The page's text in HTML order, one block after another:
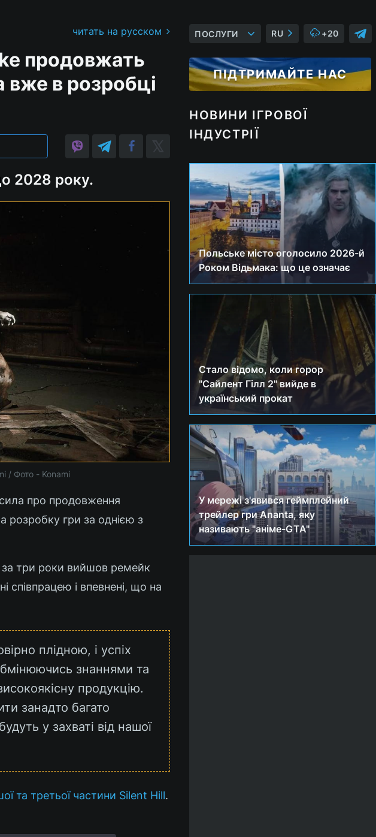
читать на русском
продовжать
вже в розробці
2028 року.
/ Фото - Konami
про продовження
розробку гри за однією з
три роки вийшов ремейк
співпрацею і впевнені, що на
плідною, і успіх
знаннями та
продукцію.
занадто багато
у захваті від нашої
та третьої частини Silent Hill.
ПОСЛУГИ RU +20
ПІДТРИМАЙТЕ НАС
НОВИНИ ІГРОВОЇ
ІНДУСТРІЇ
Польське місто оголосило 2026-й
Роком Відьмака: що це означає
Стало відомо, коли горор
"Сайлент Гілл 2" вийде в
український прокат
У мережі з'явився геймплейний
трейлер гри Ananta, яку
називають "аніме-GTA"